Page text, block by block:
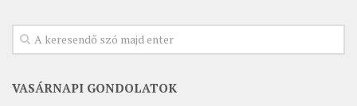
VASÁRNAPI GONDOLATOK